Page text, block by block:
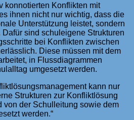
konnotierten Konflikten mit
ihnen nicht nur wichtig, dass die
Unterstützung leistet, sondern
sind schuleigene Strukturen
bei Konflikten zwischen
Diese müssen mit dem
in Flussdiagrammen
umgesetzt werden.
kann nur
Strukturen zur Konfliktlösung
von der Schulleitung sowie dem
werden.“